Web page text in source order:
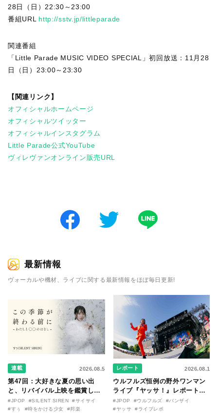
28日（日）22:30～23:00
番組URL http://sstv.jp/littleparade
関連番組
「Little Parade MUSIC VIDEO SPECIAL」初回放送：11月28
日（日）23:00～23:30
【関連リンク】
オフィシャルホームページ
オフィシャルツイッター
オフィシャルインスタグラム
Little Parade公式YouTube
ヴィレヴァンオンライン販売URL
最新情報
ヴォーカルや機材、ライブに関する最新情報をほぼ毎日更新!
連載 2026.08.5
第47回：大好きな夏の思い出
と、リバイバル上映を鑑賞した
『時をかける少女』のおはなし
〜SILENT SIREN・すぅ『この
#JPOP #SILENT SIREN
#サイサイ
#すぅ
#時をかける少女 #邦楽
レポート 2026.08.1
ウルフルズ恒例の野外ワンマン
ライブ『ヤッサ！』レポート！
リリースから30年を迎えたアル
バム『バンザイ』完全再現に、
#JPOP #ウルフルズ
#バンザイ
#ヤッサ
#ライブレポ